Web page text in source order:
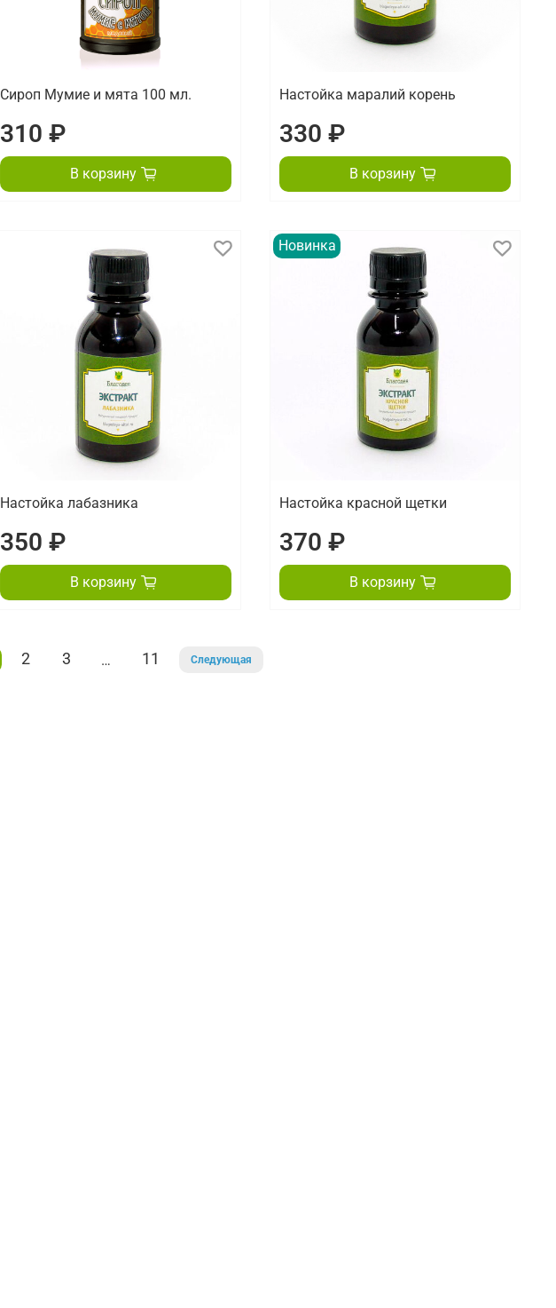
Сироп Мумие и мята 100 мл.
310 ₽
В корзину
Настойка маралий корень
330 ₽
В корзину
Настойка лабазника
350 ₽
В корзину
Новинка
Настойка красной щетки
370 ₽
В корзину
2 3 … 11 Следующая